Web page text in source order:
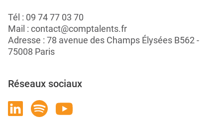
Tél : 09 74 77 03 70
Mail : contact@comptalents.fr
Adresse : 78 avenue des Champs Élysées B562 -
75008 Paris
Réseaux sociaux